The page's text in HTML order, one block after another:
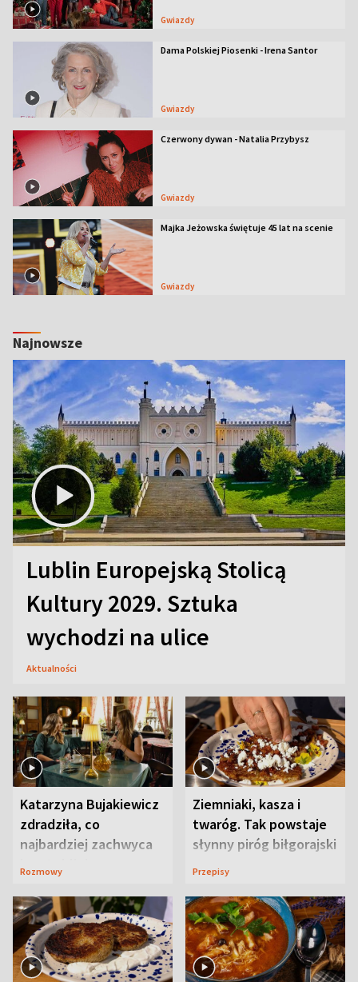
Gwiazdy
Dama Polskiej Piosenki - Irena Santor
Gwiazdy
Czerwony dywan - Natalia Przybysz
Gwiazdy
Majka Jeżowska świętuje 45 lat na scenie
Gwiazdy
Najnowsze
Lublin Europejską Stolicą
Kultury 2029. Sztuka
wychodzi na ulice
Aktualności
Katarzyna Bujakiewicz
zdradziła, co
najbardziej zachwyca
ją w Lublinie
Rozmowy
Ziemniaki, kasza i
twaróg. Tak powstaje
słynny piróg biłgorajski
Przepisy